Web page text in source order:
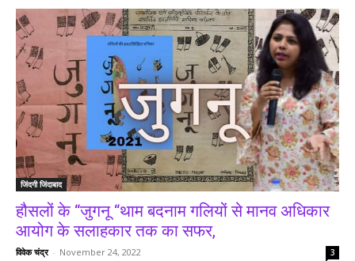
जिंदगी जिंदाबाद
हौसलों के “जुगनू “थाम बदनाम गलियों से मानव अधिकार
आयोग के सलाहकार तक का सफर,
विवेक चंद्र - November 24, 2022 3